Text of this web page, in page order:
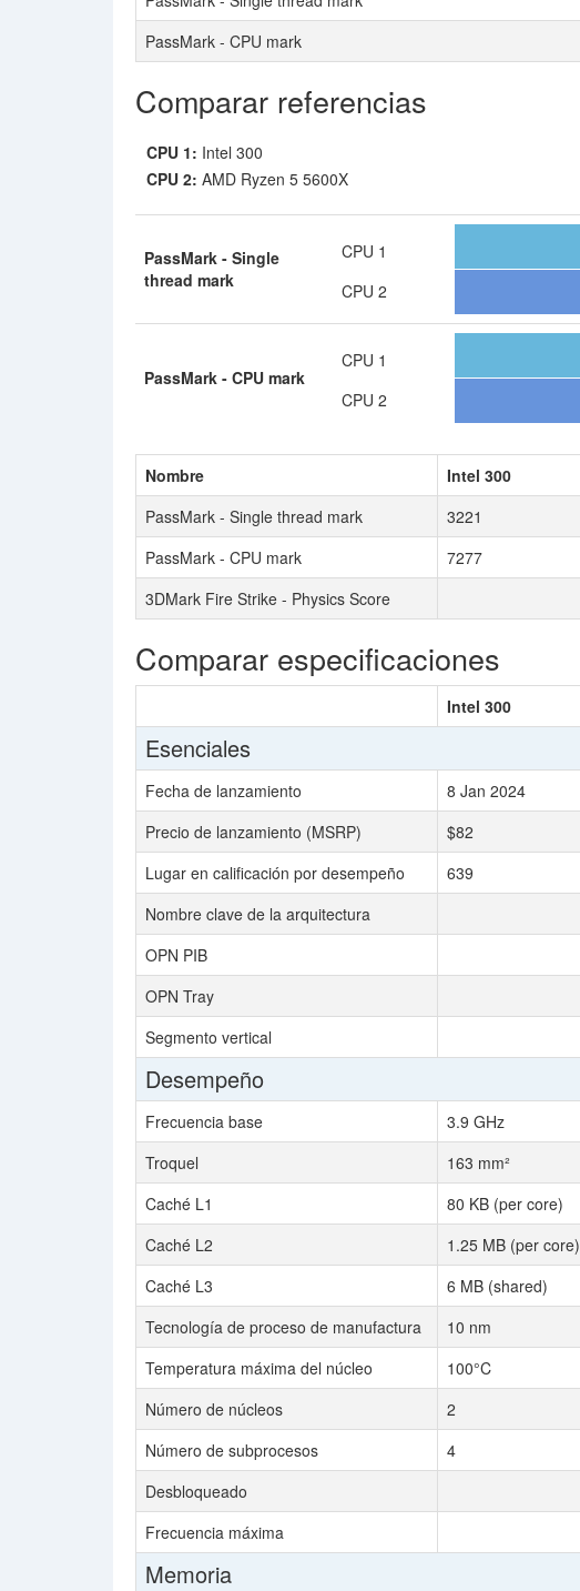
PassMark - CPU mark
Comparar referencias
CPU 1: Intel 300
CPU 2: AMD Ryzen 5 5600X
PassMark - Single
thread mark
CPU 1
CPU 2
PassMark - CPU mark
CPU 1
CPU 2
Nombre Intel 300
PassMark - Single thread mark
3221
PassMark - CPU mark
7277
3DMark Fire Strike - Physics Score
Comparar especificaciones
Intel 300
Esenciales
Fecha de lanzamiento 8 Jan 2024
Precio de lanzamiento (MSRP)
$82
Lugar en calificación por desempeño
639
Nombre clave de la arquitectura
OPN PIB
OPN Tray
Segmento vertical
Desempeño
Frecuencia base 3.9 GHz
Troquel
163 mm²
Caché L1
80 KB (per core)
Caché L2
1.25 MB (per core)
Caché L3
6 MB (shared)
Tecnología de proceso de manufactura
10 nm
Temperatura máxima del núcleo
100°C
Número de núcleos
2
Número de subprocesos
4
Desbloqueado
Frecuencia máxima
Memoria